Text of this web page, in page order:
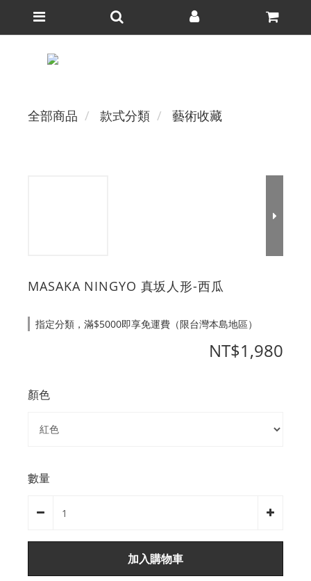
全部商品 款式分類 藝術收藏
MASAKA NINGYO 真坂人形-西瓜
指定分類，滿$5000即享免運費（限台灣本島地區）
NT$1,980
顏色
數量
加入購物車